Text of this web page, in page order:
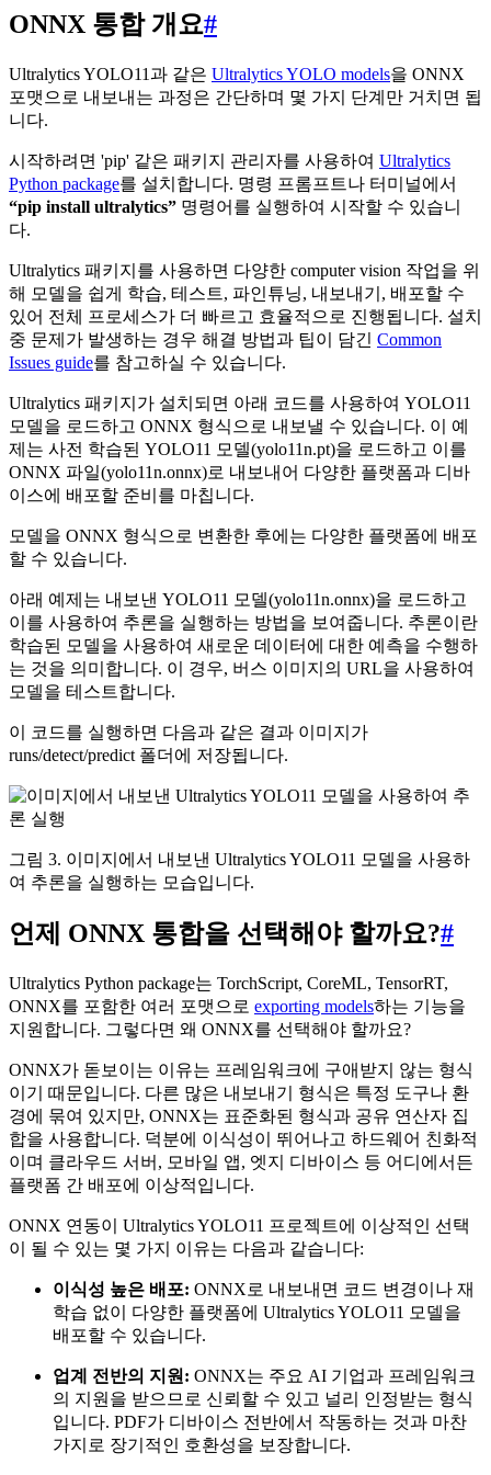
ONNX 통합 개요#
Ultralytics YOLO11과 같은 Ultralytics YOLO models을 ONNX
포맷으로 내보내는 과정은 간단하며 몇 가지 단계만 거치면 됩
니다.
시작하려면 'pip' 같은 패키지 관리자를 사용하여 Ultralytics
Python package를 설치합니다. 명령 프롬프트나 터미널에서
“pip install ultralytics” 명령어를 실행하여 시작할 수 있습니
다.
Ultralytics 패키지를 사용하면 다양한 computer vision 작업을 위
해 모델을 쉽게 학습, 테스트, 파인튜닝, 내보내기, 배포할 수
있어 전체 프로세스가 더 빠르고 효율적으로 진행됩니다. 설치
중 문제가 발생하는 경우 해결 방법과 팁이 담긴 Common
Issues guide를 참고하실 수 있습니다.
Ultralytics 패키지가 설치되면 아래 코드를 사용하여 YOLO11
모델을 로드하고 ONNX 형식으로 내보낼 수 있습니다. 이 예
제는 사전 학습된 YOLO11 모델(yolo11n.pt)을 로드하고 이를
ONNX 파일(yolo11n.onnx)로 내보내어 다양한 플랫폼과 디바
이스에 배포할 준비를 마칩니다.
모델을 ONNX 형식으로 변환한 후에는 다양한 플랫폼에 배포
할 수 있습니다.
아래 예제는 내보낸 YOLO11 모델(yolo11n.onnx)을 로드하고
이를 사용하여 추론을 실행하는 방법을 보여줍니다. 추론이란
학습된 모델을 사용하여 새로운 데이터에 대한 예측을 수행하
는 것을 의미합니다. 이 경우, 버스 이미지의 URL을 사용하여
모델을 테스트합니다.
이 코드를 실행하면 다음과 같은 결과 이미지가
runs/detect/predict 폴더에 저장됩니다.
그림 3. 이미지에서 내보낸 Ultralytics YOLO11 모델을 사용하
여 추론을 실행하는 모습입니다.
언제 ONNX 통합을 선택해야 할까요?#
Ultralytics Python package는 TorchScript, CoreML, TensorRT,
ONNX를 포함한 여러 포맷으로 exporting models하는 기능을
지원합니다. 그렇다면 왜 ONNX를 선택해야 할까요?
ONNX가 돋보이는 이유는 프레임워크에 구애받지 않는 형식
이기 때문입니다. 다른 많은 내보내기 형식은 특정 도구나 환
경에 묶여 있지만, ONNX는 표준화된 형식과 공유 연산자 집
합을 사용합니다. 덕분에 이식성이 뛰어나고 하드웨어 친화적
이며 클라우드 서버, 모바일 앱, 엣지 디바이스 등 어디에서든
플랫폼 간 배포에 이상적입니다.
ONNX 연동이 Ultralytics YOLO11 프로젝트에 이상적인 선택
이 될 수 있는 몇 가지 이유는 다음과 같습니다:
이식성 높은 배포: ONNX로 내보내면 코드 변경이나 재
학습 없이 다양한 플랫폼에 Ultralytics YOLO11 모델을
배포할 수 있습니다.
업계 전반의 지원: ONNX는 주요 AI 기업과 프레임워크
의 지원을 받으므로 신뢰할 수 있고 널리 인정받는 형식
입니다. PDF가 디바이스 전반에서 작동하는 것과 마찬
가지로 장기적인 호환성을 보장합니다.